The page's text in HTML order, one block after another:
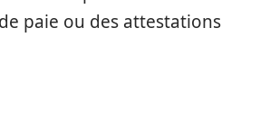
paie ou des attestations